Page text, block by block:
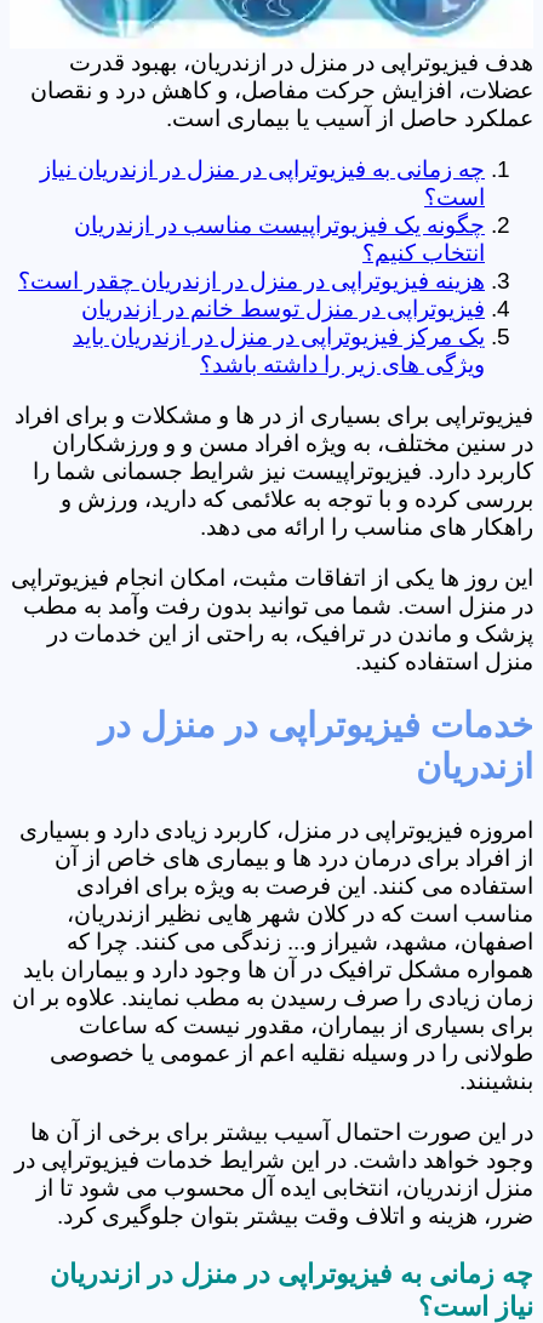
هدف فیزیوتراپی در منزل در ازندریان، بهبود قدرت
عضلات، افزایش حرکت مفاصل، و کاهش درد و نقصان
عملکرد حاصل از آسیب یا بیماری است.
چه زمانی به فیزیوتراپی در منزل در ازندریان نیاز
است؟
چگونه یک فیزیوتراپیست مناسب در ازندریان
انتخاب کنیم؟
هزینه فیزیوتراپی در منزل در ازندریان چقدر است؟
فیزیوتراپی در منزل توسط خانم در ازندریان
یک مرکز فیزیوتراپی در منزل در ازندریان باید
ویژگی های زیر را داشته باشد؟
فیزیوتراپی برای بسیاری از در ها و مشکلات و برای افراد
در سنین مختلف، به ویژه افراد مسن و و ورزشکاران
کاربرد دارد. فیزیوتراپیست نیز شرایط جسمانی شما را
بررسی کرده و با توجه به علائمی که دارید، ورزش و
راهکار های مناسب را ارائه می دهد.
این روز ها یکی از اتفاقات مثبت، امکان انجام فیزیوتراپی
در منزل است. شما می توانید بدون رفت وآمد به مطب
پزشک و ماندن در ترافیک، به راحتی از این خدمات در
منزل استفاده کنید.
خدمات فیزیوتراپی در منزل در
ازندریان
امروزه فیزیوتراپی در منزل، کاربرد زیادی دارد و بسیاری
از افراد برای درمان درد ها و بیماری های خاص از آن
استفاده می کنند. این فرصت به ویژه برای افرادی
مناسب است که در کلان شهر هایی نظیر ازندریان،
اصفهان، مشهد، شیراز و... زندگی می کنند. چرا که
همواره مشکل ترافیک در آن ها وجود دارد و بیماران باید
زمان زیادی را صرف رسیدن به مطب نمایند. علاوه بر ان
برای بسیاری از بیماران، مقدور نیست که ساعات
طولانی را در وسیله نقلیه اعم از عمومی یا خصوصی
بنشینند.
در این صورت احتمال آسیب بیشتر برای برخی از آن ها
وجود خواهد داشت. در این شرایط خدمات فیزیوتراپی در
منزل ازندریان، انتخابی ایده آل محسوب می شود تا از
ضرر، هزینه و اتلاف وقت بیشتر بتوان جلوگیری کرد.
چه زمانی به فیزیوتراپی در منزل در ازندریان
نیاز است؟